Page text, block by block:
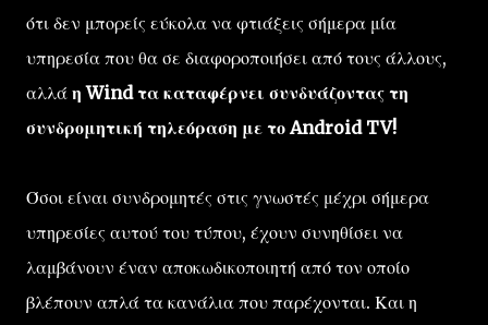
ότι δεν μπορείς εύκολα να φτιάξεις σήμερα μία
υπηρεσία που θα σε διαφοροποιήσει από τους άλλους,
αλλά η Wind τα καταφέρνει συνδυάζοντας τη
συνδρομητική τηλεόραση με το Android TV!
Όσοι είναι συνδρομητές στις γνωστές μέχρι σήμερα
υπηρεσίες αυτού του τύπου, έχουν συνηθίσει να
λαμβάνουν έναν αποκωδικοποιητή από τον οποίο
βλέπουν απλά τα κανάλια που παρέχονται. Και η